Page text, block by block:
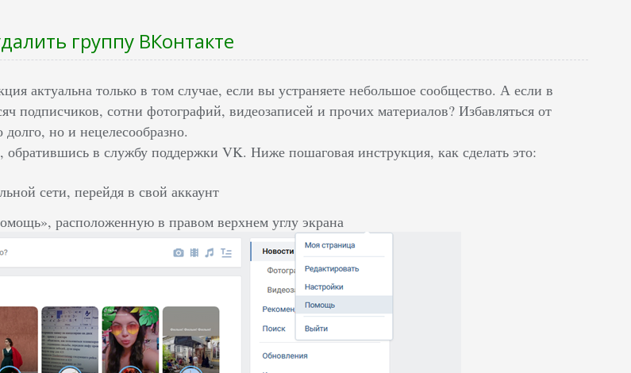
группу ВКонтакте
актуальна только в том случае, если вы устраняете небольшое сообщество. А если в
подписчиков, сотни фотографий, видеозаписей и прочих материалов? Избавляться от
но и нецелесообразно.
обратившись в службу поддержки VK. Ниже пошаговая инструкция, как сделать это:
сети, перейдя в свой аккаунт
расположенную в правом верхнем углу экрана